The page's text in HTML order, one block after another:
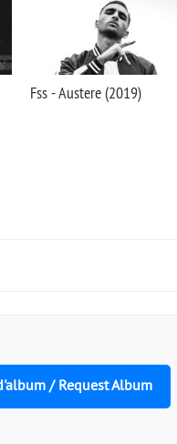
Fss - Austere (2019)
/ Request Album